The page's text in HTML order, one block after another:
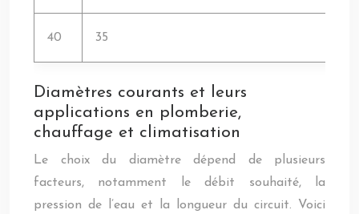
40 35
Diamètres courants et leurs
applications en plomberie,
chauffage et climatisation
Le choix du diamètre dépend de plusieurs
facteurs, notamment le débit souhaité, la
pression de l’eau et la longueur du circuit. Voici